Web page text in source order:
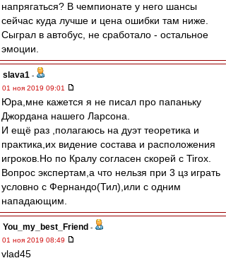
напрягаться? В чемпионате у него шансы
сейчас куда лучше и цена ошибки там ниже.
Сыграл в автобус, не сработало - остальное
эмоции.
slava1 -
01 ноя 2019 09:01
Юра,мне кажется я не писал про папаньку
Джордана нашего Ларсона.
И ещё раз ,полагаюсь на дуэт теоретика и
практика,их видение состава и расположения
игроков.Но по Кралу согласен скорей с Tirox.
Вопрос экспертам,а что нельзя при 3 цз играть
условно с Фернандо(Тил),или с одним
нападающим.
You_my_best_Friend -
01 ноя 2019 08:49
vlad45